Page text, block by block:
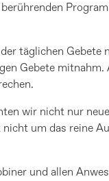
täglichen Gebete
Gebete
wir nicht nur
um das reine
und allen